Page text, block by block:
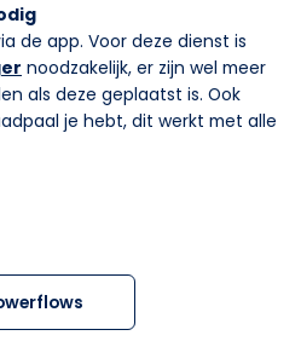
de app. Voor deze dienst is
noodzakelijk, er zijn wel meer
als deze geplaatst is. Ook
je hebt, dit werkt met alle